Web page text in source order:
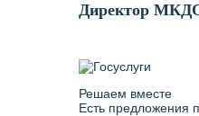
Директор
Решаем вместе
Есть предложения